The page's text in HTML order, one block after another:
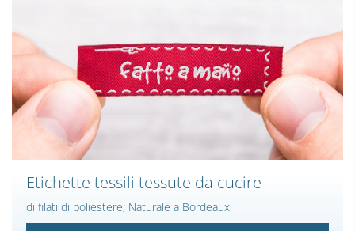
Etichette tessili tessute da cucire
di filati di poliestere; Naturale a Bordeaux